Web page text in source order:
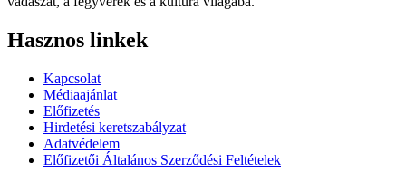
Hasznos linkek
Kapcsolat
Médiaajánlat
Előfizetés
Hirdetési keretszabályzat
Adatvédelem
Előfizetői Általános Szerződési Feltételek